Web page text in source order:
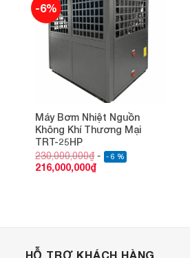
-6%
Máy Bơm Nhiệt Nguồn
Không Khí Thương Mại
TRT-25HP
230,000,000₫ - 6 %
216,000,000₫
HỖ TRỢ KHÁCH HÀNG